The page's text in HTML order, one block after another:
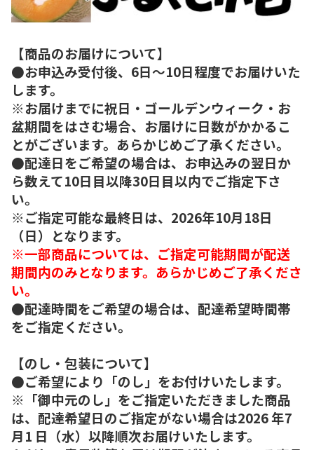
【商品のお届けについて】
●お申込み受付後、6日～10日程度でお届けいた
します。
※お届けまでに祝日・ゴールデンウィーク・お
盆期間をはさむ場合、お届けに日数がかかるこ
とがございます。あらかじめご了承ください。
●配達日をご希望の場合は、お申込みの翌日か
ら数えて10日目以降30日目以内でご指定下さ
い。
※ご指定可能な最終日は、2026年10月18日
（日）となります。
※一部商品については、ご指定可能期間が配送
期間内のみとなります。あらかじめご了承くださ
い。
●配達時間をご希望の場合は、配達希望時間帯
をご指定ください。
【のし・包装について】
●ご希望により「のし」をお付けいたします。
※「御中元のし」をご指定いただきました商品
は、配達希望日のご指定がない場合は2026 年7
月1 日（水）以降順次お届けいたします。